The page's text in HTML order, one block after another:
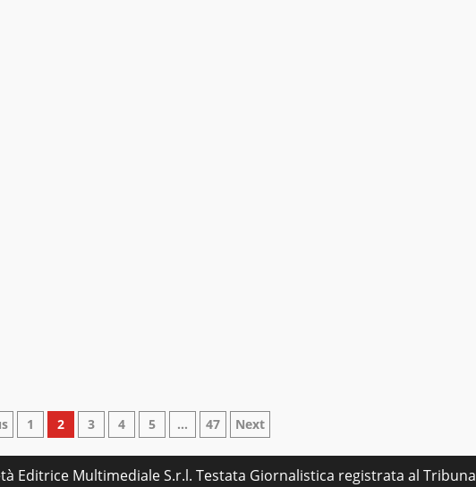
1 2 3 4 5 … 47 Next
Editrice Multimediale S.r.l. Testata Giornalistica registrata al